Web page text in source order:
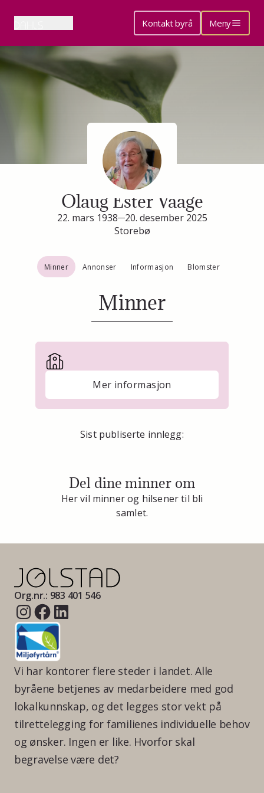
Kontakt byrå Meny
Minneside for
Olaug Ester Vaage
22. mars 1938 20. desember 2025
Storebø
Minner Annonser Informasjon Blomster
Minner
Mer informasjon
Sist publiserte innlegg:
Del dine minner om
Her vil minner og hilsener til bli
samlet.
Org.nr.: 983 401 546
Vi har kontorer flere steder i landet. Alle
byråene betjenes av medarbeidere med god
lokalkunnskap, og det legges stor vekt på
tilrettelegging for familienes individuelle behov
og ønsker. Ingen er like. Hvorfor skal
begravelse være det?